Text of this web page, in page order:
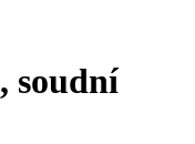
soudní